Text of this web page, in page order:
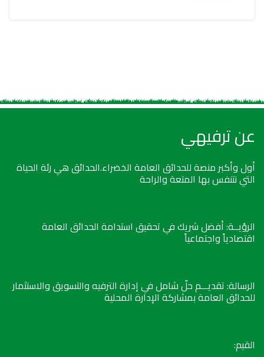
عن ترفيهي
أول وأكبر منصة للحدائق العامة الخضراء.الحدائق هي رئة الحياة
التي نتنفس بها المتعة والراحة
الرؤيــة: أفضل شريك في تحقيق استدامة الحدائق العامة
اقتصادياً واجتماعياً
الرسالة: تقديـــم حلّ شامل في إدارة الترفيه والتسويق والاستثمار
للحدائق العامة بمشاركة الإدارة المحلية
القيم: